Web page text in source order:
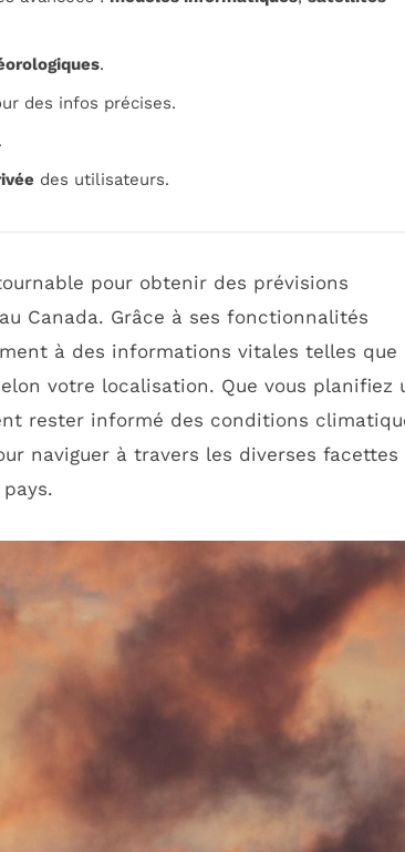
.
des infos précises.
des utilisateurs.
pour obtenir des prévisions
Canada. Grâce à ses fonctionnalités
à des informations vitales telles que
votre localisation. Que vous planifiez
rester informé des conditions
naviguer à travers les diverses facettes